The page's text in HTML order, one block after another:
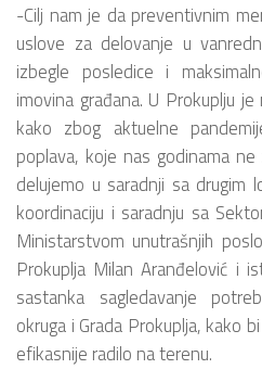
-Cilj nam je da preventivnim
uslove za delovanje u
izbegle posledice i
imovina građana. U Prokuplju
kako zbog aktuelne
poplava, koje nas godinama
delujemo u saradnji sa drugim
koordinaciju i saradnju sa
Ministarstvom unutrašnjih
Prokuplja Milan Aranđelović i
sastanka sagledavanje
okruga i Grada Prokuplja, kako
efikasnije radilo na terenu.